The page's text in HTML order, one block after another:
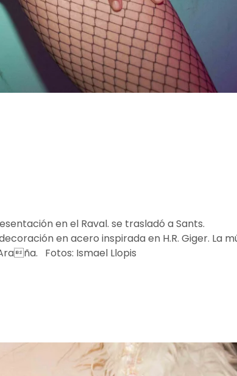
en el Raval. se trasladó a Sants.
en acero inspirada en H.R. Giger. La
Fotos: Ismael Llopis